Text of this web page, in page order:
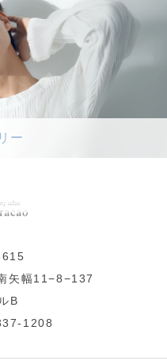
ー
矢幅11−8−137
B
1208